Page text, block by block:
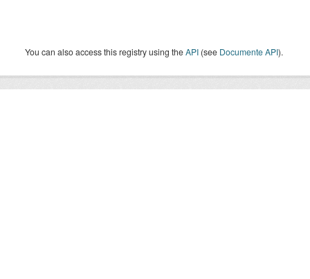
You can also access this registry using theAPI (see Documente API).